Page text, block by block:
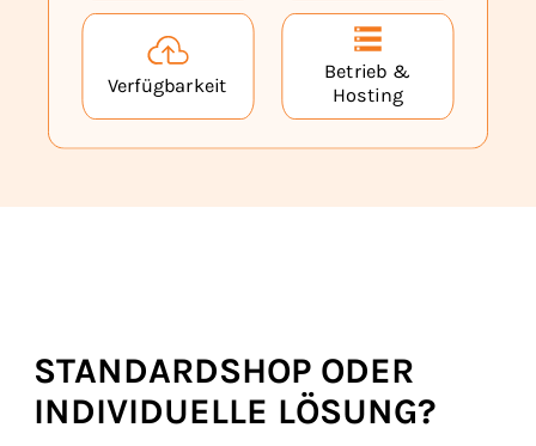
STANDARDSHOP ODER
INDIVIDUELLE LÖSUNG?